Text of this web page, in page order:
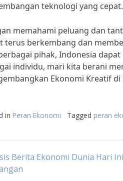
teknologi yang
memahami peluang dan
terus berkembang dan
pihak, Indonesia
individu, mari kita berani
Ekonomi Kreatif di
in Peran Ekonomi Tagged peran
Berita Ekonomi Dunia Hari